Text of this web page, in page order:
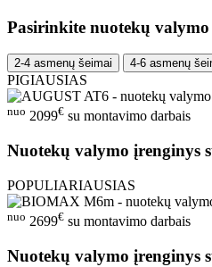
Pasirinkite nuotekų
2-4 asmenų šeimai 4-6 asmenų
PIGIAUSIAS
nuo 2099€ su montavimo darbais
Nuotekų valymo įrenginys
POPULIARIAUSIAS
nuo 2699€ su montavimo darbais
Nuotekų valymo įrenginys